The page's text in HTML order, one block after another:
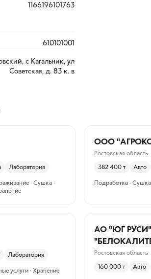
1166196101763
610101001
с Кагальник, ул
Советская, д. 83 к. в
Лаборатория
· Сушка ·
ООО
Ростовская область
382 400 т Авто
Подработка ·
Лаборатория
услуги · Хранение
АО "ЮГ
Ростовская область
160 000 т Авто